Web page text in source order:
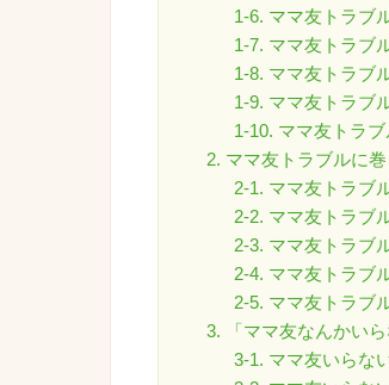
1-6. ママ友トラブ
1-7. ママ友トラブ
1-8. ママ友トラブ
1-9. ママ友トラブ
1-10. ママ友トラ
2. ママ友トラブルに
2-1. ママ友トラブ
2-2. ママ友トラブ
2-3. ママ友トラブ
2-4. ママ友トラブ
2-5. ママ友トラブ
3. 「ママ友なんかい
3-1. ママ友いらな